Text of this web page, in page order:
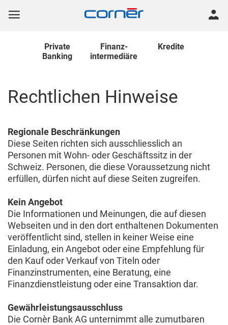
Private
Banking
Finanz-
intermediäre
Kredite
Rechtlichen Hinweise
Regionale Beschränkungen
Diese Seiten richten sich ausschliesslich an
Personen mit Wohn- oder Geschäftssitz in der
Schweiz. Personen, die diese Voraussetzung nicht
erfüllen, dürfen nicht auf diese Seiten zugreifen.
Kein Angebot
Die Informationen und Meinungen, die auf diesen
Webseiten und in den dort enthaltenen Dokumenten
veröffentlicht sind, stellen in keiner Weise eine
Einladung, ein Angebot oder eine Empfehlung für
den Kauf oder Verkauf von Titeln oder
Finanzinstrumenten, eine Beratung, eine
Finanzdienstleistung oder eine Transaktion dar.
Gewährleistungsausschluss
Die Cornèr Bank AG unternimmt alle zumutbaren